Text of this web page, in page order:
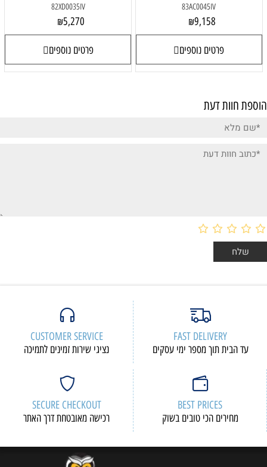
83AC0045IV
₪9,158
פרטים נוספים
82XD0035IV
₪5,270
פרטים נוספים
הוספת חוות דעת
FAST DELIVERY
עד הבית תוך מספר ימי עסקים
CUSTOMER SERVICE
נציגי שירות זמינים לתמיכה
BEST PRICES
מחירים הכי טובים בשוק
SECURE CHECKOUT
רכישה מאובטחת דרך האתר